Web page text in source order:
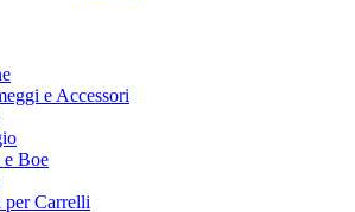
e Accessori
e Boe
per Carrelli